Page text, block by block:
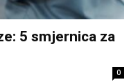
5 smjernica za
0